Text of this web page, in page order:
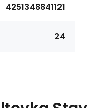
4251348841121
24